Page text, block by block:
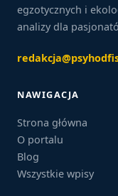
egzotycznych i
analizy dla
NAWIGACJA
Strona główna
O portalu
Blog
Wszystkie wpisy